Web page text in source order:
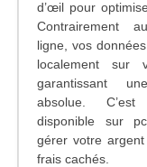
d’œil pour
Contrairement
ligne, vos
localement sur
garantissant
absolue.
disponible sur
gérer votre
frais cachés.